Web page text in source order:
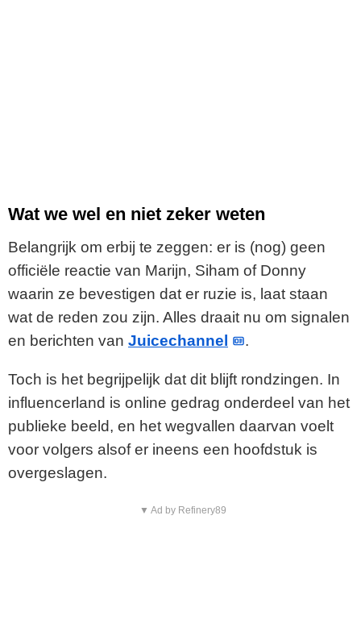
Wat we wel en niet zeker weten
Belangrijk om erbij te zeggen: er is (nog) geen
officiële reactie van Marijn, Siham of Donny
waarin ze bevestigen dat er ruzie is, laat staan
wat de reden zou zijn. Alles draait nu om signalen
en berichten van Juicechannel .
Toch is het begrijpelijk dat dit blijft rondzingen. In
influencerland is online gedrag onderdeel van het
publieke beeld, en het wegvallen daarvan voelt
voor volgers alsof er ineens een hoofdstuk is
overgeslagen.
▼ Ad by Refinery89